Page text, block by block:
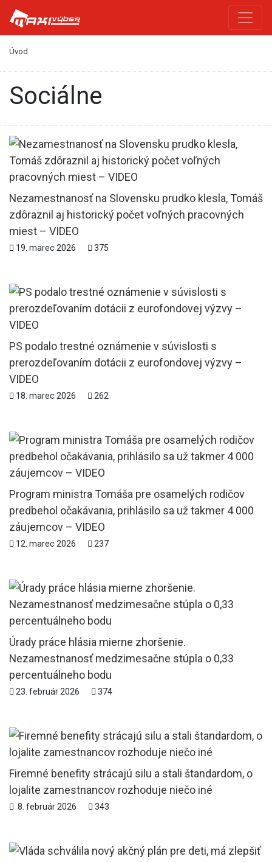
Úvod
sociálne
Nezamestnanosť na Slovensku prudko klesla, Tomáš
zdôraznil aj historický počet voľných pracovných
miest – VIDEO
19. marec 2026 375
PS podalo trestné oznámenie v súvislosti s
prerozdeľovaním dotácii z eurofondovej výzvy –
VIDEO
18. marec 2026 262
Program ministra Tomáša pre osamelých rodičov
predbehol očakávania, prihlásilo sa už takmer 4 000
záujemcov – VIDEO
12. marec 2026 237
Úrady práce hlásia mierne zhoršenie.
Nezamestnanosť medzimesačne stúpla o 0,33
percentuálneho bodu
23. február 2026 374
Firemné benefity strácajú silu a stali štandardom, o
lojalite zamestnancov rozhoduje niečo iné
8. február 2026 343